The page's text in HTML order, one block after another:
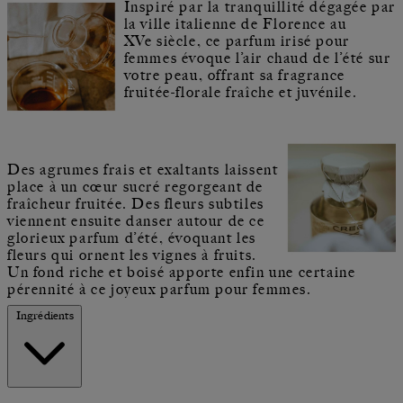
Inspiré par la tranquillité dégagée par
la ville italienne de Florence au
XVe siècle, ce parfum irisé pour
femmes évoque l’air chaud de l’été sur
votre peau, offrant sa fragrance
fruitée-florale fraîche et juvénile.
Des agrumes frais et exaltants laissent
place à un cœur sucré regorgeant de
fraîcheur fruitée. Des fleurs subtiles
viennent ensuite danser autour de ce
glorieux parfum d’été, évoquant les
fleurs qui ornent les vignes à fruits.
Un fond riche et boisé apporte enfin une certaine
pérennité à ce joyeux parfum pour femmes.
Ingrédients